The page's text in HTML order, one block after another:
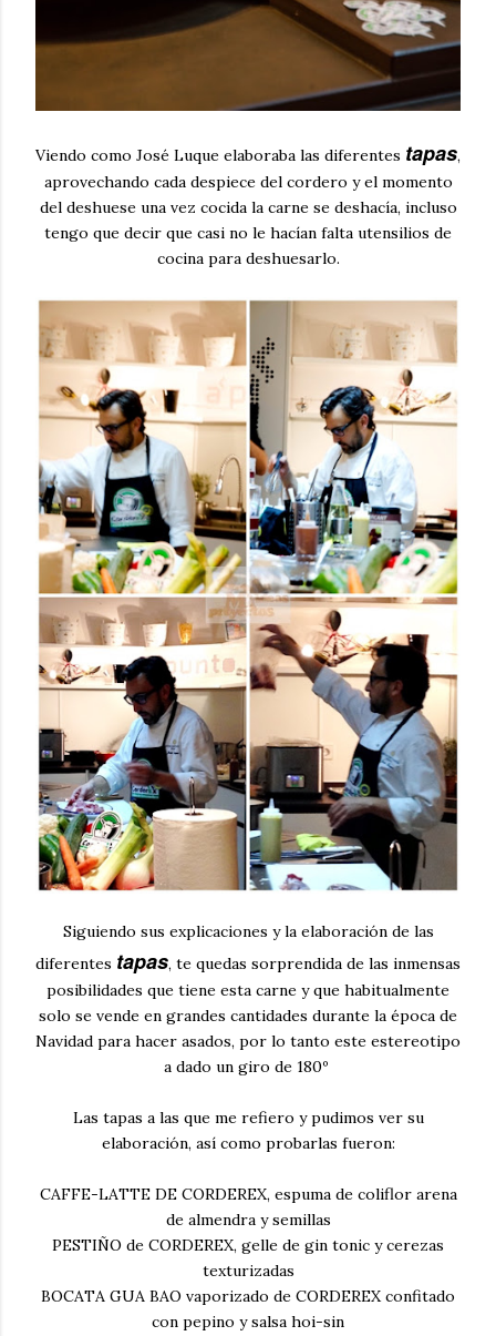
Viendo como José Luque elaboraba las diferentes tapas,
aprovechando cada despiece del cordero y el momento
del deshuese una vez cocida la carne se deshacía, incluso
tengo que decir que casi no le hacían falta utensilios de
cocina para deshuesarlo.
Siguiendo sus explicaciones y la elaboración de las
diferentes tapas, te quedas sorprendida de las inmensas
posibilidades que tiene esta carne y que habitualmente
solo se vende en grandes cantidades durante la época de
Navidad para hacer asados, por lo tanto este estereotipo
a dado un giro de 180º
Las tapas a las que me refiero y pudimos ver su
elaboración, así como probarlas fueron:
CAFFE-LATTE DE CORDEREX, espuma de coliflor arena
de almendra y semillas
PESTIÑO de CORDEREX, gelle de gin tonic y cerezas
texturizadas
BOCATA GUA BAO vaporizado de CORDEREX confitado
con pepino y salsa hoi-sin